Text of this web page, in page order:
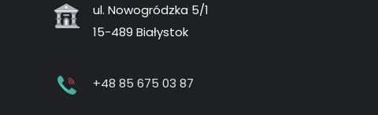
ul. Nowogródzka 5/1
15-489 Białystok
+48 85 675 03 87